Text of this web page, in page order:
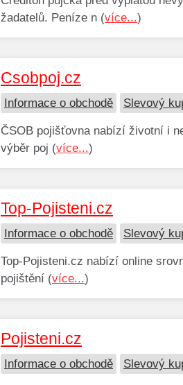
žadatelů. Peníze n (více...)
Csobpoj.cz
Informace o obchodě Slevový
ČSOB pojišťovna nabízí životní i
výběr poj (více...)
Top-Pojisteni.cz
Informace o obchodě Slevový
Top-Pojisteni.cz nabízí online
pojištění (více...)
Pojisteni.cz
Informace o obchodě Slevový